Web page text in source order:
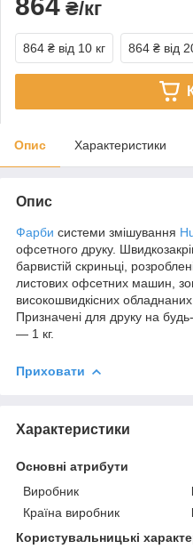
₴/кг
864 ₴ від 10 кг 864 ₴ від
Опис Характеристики
Опис
Фарби системи змішування
офсетного друку.
барвистій скриньці,
листових офсетних машин,
високошвидкісних
Призначені для друку на
— 1 кг.
Приховати
Характеристики
Основні атрибути
Виробник
Країна виробник
Користувальницькі